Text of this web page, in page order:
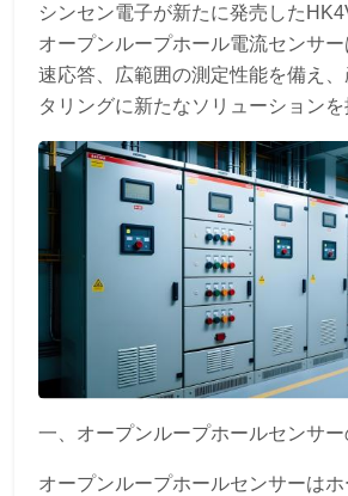
シンセン電子が新たに発売した
オープンループホール電流センサ
速応答、広範囲の測定性能を備え
タリングに新たなソリューションを
一、オープンループホールセンサ
オープンループホールセンサーは